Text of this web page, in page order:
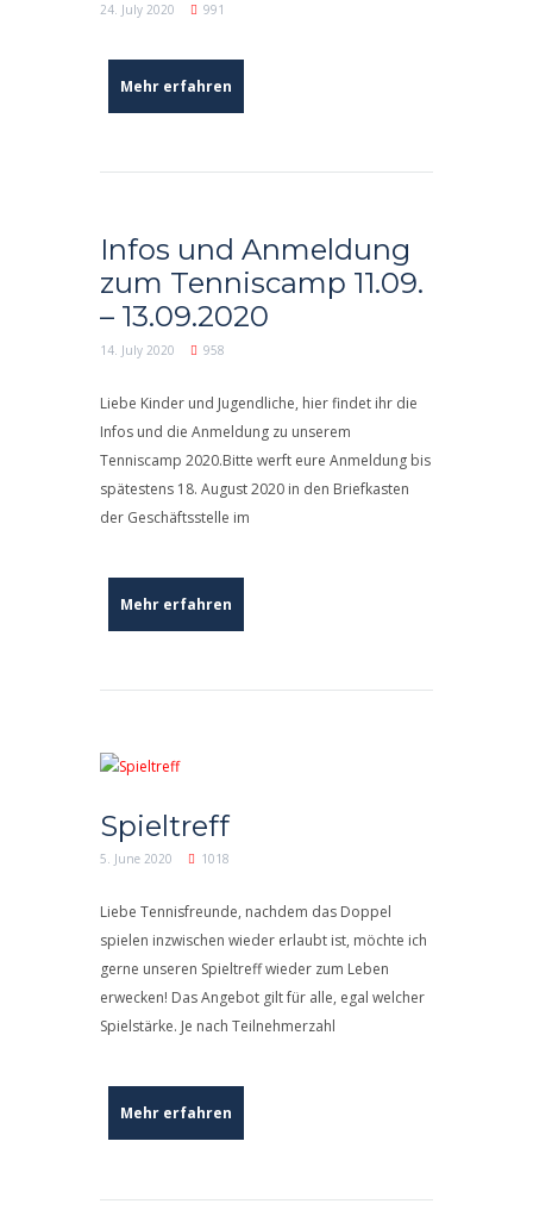
24. July 2020 991
Mehr erfahren
Infos und Anmeldung
zum Tenniscamp 11.09.
– 13.09.2020
14. July 2020 958
Liebe Kinder und Jugendliche, hier findet ihr die
Infos und die Anmeldung zu unserem
Tenniscamp 2020.Bitte werft eure Anmeldung bis
spätestens 18. August 2020 in den Briefkasten
der Geschäftsstelle im
Mehr erfahren
Spieltreff
5. June 2020 1018
Liebe Tennisfreunde, nachdem das Doppel
spielen inzwischen wieder erlaubt ist, möchte ich
gerne unseren Spieltreff wieder zum Leben
erwecken! Das Angebot gilt für alle, egal welcher
Spielstärke. Je nach Teilnehmerzahl
Mehr erfahren